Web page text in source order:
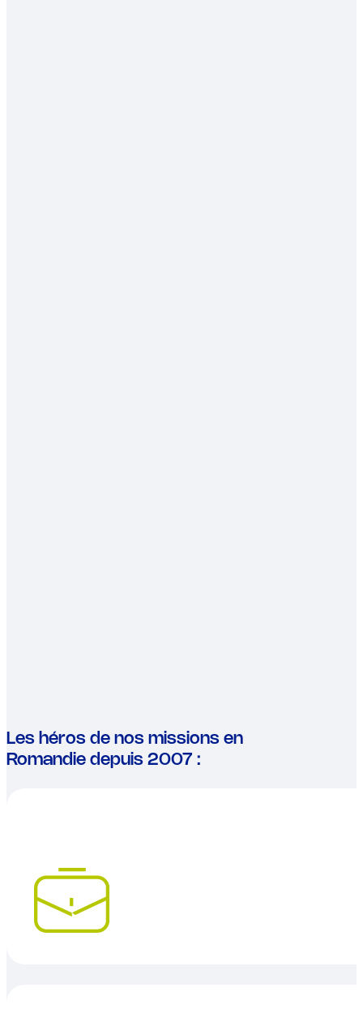
Les héros de nos missions en
Romandie depuis 2007 :